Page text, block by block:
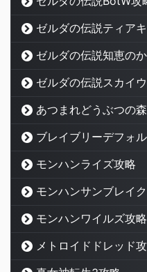
ゼルダの伝説ティア
ゼルダの伝説知恵の
ゼルダの伝説スカイ
あつまれどうぶつの
ブレイブリーデフォ
モンハンライズ攻略
モンハンサンブレイ
モンハンワイルズ攻略
メトロイドドレッド